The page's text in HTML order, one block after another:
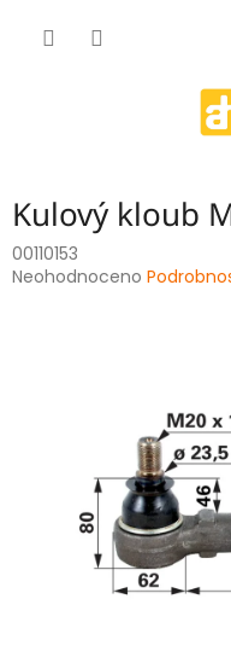
Kulový kloub
00110153
Průměrné
Neohodnoceno